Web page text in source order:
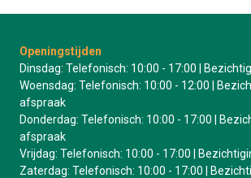
Openingstijden
Dinsdag: Telefonisch: 10:00 - 17:00 |
Woensdag: Telefonisch: 10:00 - 12:00 |
afspraak
Donderdag: Telefonisch: 10:00 - 17:00 |
afspraak
Vrijdag: Telefonisch: 10:00 - 17:00 |
Zaterdag: Telefonisch: 10:00 - 17:00 |